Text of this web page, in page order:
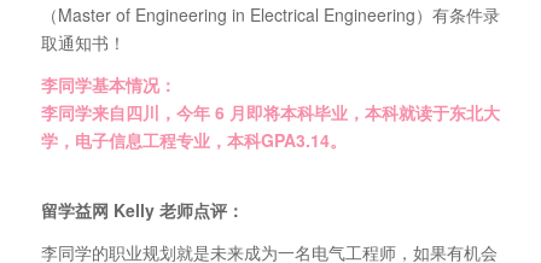
（Master of Engineering in Electrical Engineering）有条件录
取通知书！
李同学基本情况：
李同学来自四川，今年 6 月即将本科毕业，本科就读于东北大
学，电子信息工程专业，本科GPA3.14。
留学益网 Kelly 老师点评：
李同学的职业规划就是未来成为一名电气工程师，如果有机会